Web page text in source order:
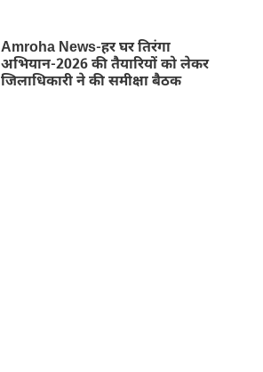
Amroha News-हर घर तिरंगा
अभियान-2026 की तैयारियों को लेकर
जिलाधिकारी ने की समीक्षा बैठक